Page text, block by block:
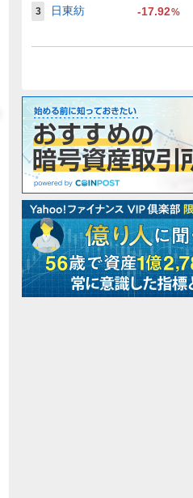
3
日東紡 -17.92%